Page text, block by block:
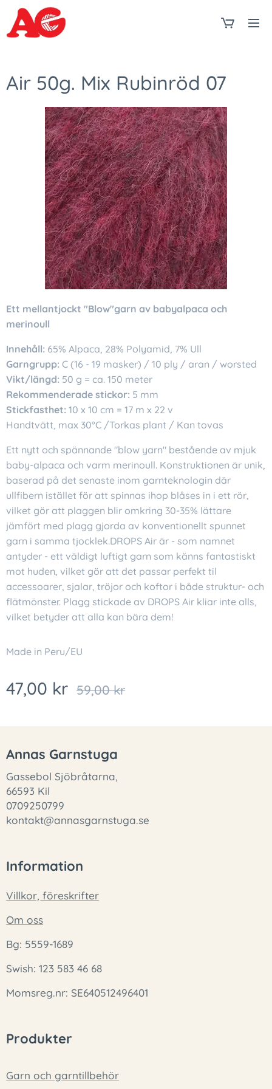
Air 50g. Mix Rubinröd 07
Ett mellantjockt "Blow"garn av babyalpaca och
merinoull
Innehåll: 65% Alpaca, 28% Polyamid, 7% Ull
Garngrupp: C (16 - 19 masker) / 10 ply / aran / worsted
Vikt/längd: 50 g = ca. 150 meter
Rekommenderade stickor: 5 mm
Stickfasthet: 10 x 10 cm = 17 m x 22 v
Handtvätt, max 30°C /Torkas plant / Kan tovas
Ett nytt och spännande "blow yarn" bestående av mjuk
baby-alpaca och varm merinoull. Konstruktionen är unik,
baserad på det senaste inom garnteknologin där
ullfibern istället för att spinnas ihop blåses in i ett rör,
vilket gör att plaggen blir omkring 30-35% lättare
jämfört med plagg gjorda av konventionellt spunnet
garn i samma tjocklek.DROPS Air är - som namnet
antyder - ett väldigt luftigt garn som känns fantastiskt
mot huden, vilket gör att det passar perfekt til
accessoarer, sjalar, tröjor och koftor i både struktur- och
flätmönster. Plagg stickade av DROPS Air kliar inte alls,
vilket betyder att alla kan bära dem!
Made in Peru/EU
47,00 kr 59,00kr
Annas Garnstuga
Gassebol Sjöbråtarna,
66593 Kil
0709250799
kontakt@annasgarnstuga.se
Information
Villkor, föreskrifter
Om oss
Bg: 5559-1689
Swish: 123 583 46 68
Momsreg.nr: SE640512496401
Produkter
Garn och garntillbehör